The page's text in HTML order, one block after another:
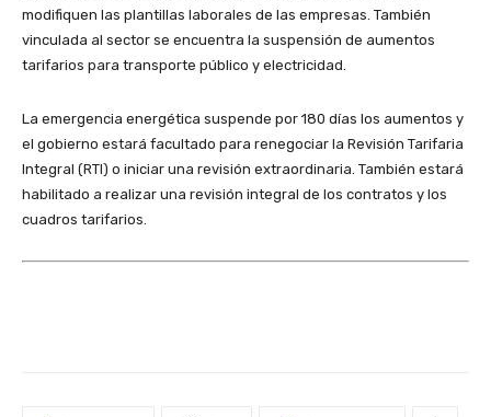
modifiquen las plantillas laborales de las empresas. También
vinculada al sector se encuentra la suspensión de aumentos
tarifarios para transporte público y electricidad.
La emergencia energética suspende por 180 días los aumentos y
el gobierno estará facultado para renegociar la Revisión Tarifaria
Integral (RTI) o iniciar una revisión extraordinaria. También estará
habilitado a realizar una revisión integral de los contratos y los
cuadros tarifarios.